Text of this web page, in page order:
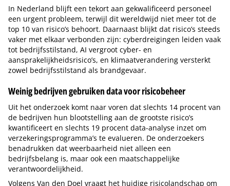
In Nederland blijft een tekort aan gekwalificeerd personeel
een urgent probleem, terwijl dit wereldwijd niet meer tot de
top 10 van risico’s behoort. Daarnaast blijkt dat risico’s steeds
vaker met elkaar verbonden zijn: cyberdreigingen leiden vaak
tot bedrijfsstilstand, AI vergroot cyber- en
aansprakelijkheidsrisico’s, en klimaatverandering versterkt
zowel bedrijfsstilstand als brandgevaar.
Weinig bedrijven gebruiken data voor risicobeheer
Uit het onderzoek komt naar voren dat slechts 14 procent van
de bedrijven hun blootstelling aan de grootste risico’s
kwantificeert en slechts 19 procent data-analyse inzet om
verzekeringsprogramma’s te evalueren. De onderzoekers
benadrukken dat weerbaarheid niet alleen een
bedrijfsbelang is, maar ook een maatschappelijke
verantwoordelijkheid.
Volgens Van den Doel vraagt het huidige risicolandschap om